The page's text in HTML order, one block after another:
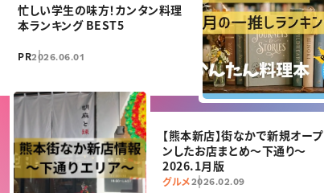
忙しい学生の味方！カンタン料理
本ランキング BEST5
PR2026.06.01
【熊本新店】街なかで新規オープ
ンしたお店まとめ〜下通り〜
2026.1月版
グルメ2026.02.09